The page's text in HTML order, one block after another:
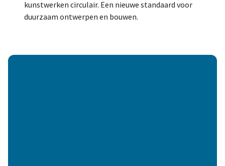
kunstwerken circulair. Een nieuwe standaard voor
duurzaam ontwerpen en bouwen.